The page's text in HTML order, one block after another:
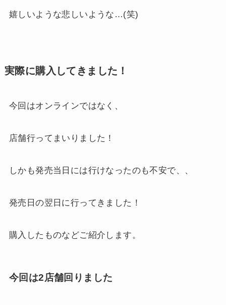
嬉しいような悲しいような…(笑)
実際に購入してきました！
今回はオンラインではなく、
店舗行ってまいりました！
しかも発売当日には行けなったのも不安で、、
発売日の翌日に行ってきました！
購入したものなどご紹介します。
今回は2店舗回りました